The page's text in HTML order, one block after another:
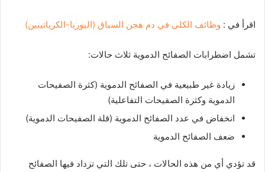
اقرأ في : وظائف الكلى في دم هجن السباق (اليوريا-الكرياتينين)
تشمل اضطرابات الصفائح الدموية ثلاث حالات:
زيادة غير طبيعية في الصفائح الدموية (كثرة الصفيحات
الدموية وكثرة الصفيحات التفاعلية)
انخفاض في عدد الصفائح الدموية (قلة الصفيحات الدموية)
ضعف الصفائح الدموية
قد تؤدي أي من هذه الحالات ، حتى تلك التي تزداد فيها الصفائح